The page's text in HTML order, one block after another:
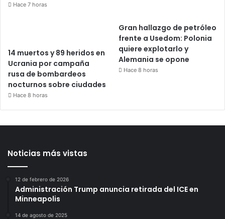
Hace 7 horas
14 muertos y 89 heridos en
Ucrania por campaña
rusa de bombardeos
nocturnos sobre ciudades
Hace 8 horas
Gran hallazgo de petróleo
frente a Usedom: Polonia
quiere explotarlo y
Alemania se opone
Hace 8 horas
Noticias más vistas
12 de febrero de 2026
Administración Trump anuncia retirada del ICE en
Minneapolis
14 de agosto de 2025